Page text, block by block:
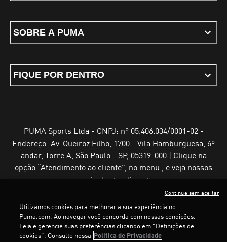
SOBRE A PUMA
FIQUE POR DENTRO
PUMA Sports Ltda - CNPJ: nº 05.406.034/0001-02 -
Endereço: Av. Queiroz Filho, 1700 - Vila Hamburguesa, 6º
andar, Torre A, São Paulo - SP, 05319-000 | Clique na
opção “Atendimento ao cliente”, no menu , e veja nossos
canais de atendimento
Termos e Condições de UsoPolítica de Privacidade
Configurador de cookies
Utilizamos cookies para melhorar a sua experiência no
Puma.com. Ao navegar você concorda com nossas condições.
Leia e gerencie suas preferências clicando em "Definições de
cookies". Consulte nossa Política de Privacidade
Continue sem aceitar